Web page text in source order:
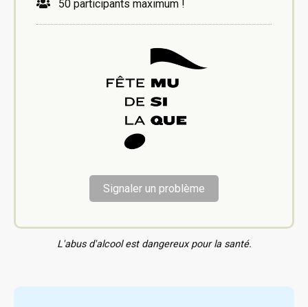
50 participants maximum !
Signaler un problème
L'abus d'alcool est dangereux pour la santé.